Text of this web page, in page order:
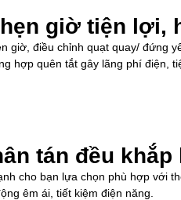
giờ tiện lợi,
điều chỉnh quạt quay/ đứng
hợp quên tắt gây lãng phí điện,
tán đều khắp
cho bạn lựa chọn phù hợp với
êm ái, tiết kiệm điện năng.